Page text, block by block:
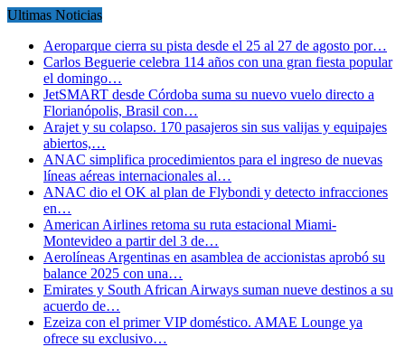
Ultimas Noticias
Aeroparque cierra su pista desde el 25 al 27 de agosto por…
Carlos Beguerie celebra 114 años con una gran fiesta popular
el domingo…
JetSMART desde Córdoba suma su nuevo vuelo directo a
Florianópolis, Brasil con…
Arajet y su colapso. 170 pasajeros sin sus valijas y equipajes
abiertos,…
ANAC simplifica procedimientos para el ingreso de nuevas
líneas aéreas internacionales al…
ANAC dio el OK al plan de Flybondi y detecto infracciones
en…
American Airlines retoma su ruta estacional Miami-
Montevideo a partir del 3 de…
Aerolíneas Argentinas en asamblea de accionistas aprobó su
balance 2025 con una…
Emirates y South African Airways suman nueve destinos a su
acuerdo de…
Ezeiza con el primer VIP doméstico. AMAE Lounge ya
ofrece su exclusivo…